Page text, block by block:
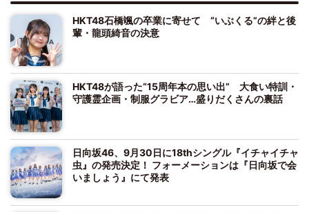
HKT48石橋颯の卒業に寄せて “いぶくる”の絆と後
輩・龍頭綺音の決意
HKT48が語った“15周年本の思い出” 大食い特訓・
守護霊企画・制服グラビア…盛りだくさんの裏話
日向坂46、9月30日に18thシングル『イチャイチャ
虫』の発売決定！ フォーメーションは『日向坂で会
いましょう』にて発表